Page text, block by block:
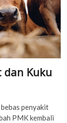
Kuku
penyakit
PMK kembali